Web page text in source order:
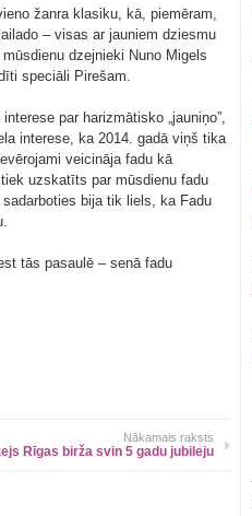
žanra klasiku, kā, piemēram,
– visas ar jauniem dziesmu
dzejnieki Nuno Migels
speciāli Pirešam.
par harizmātisko „jauniņo”,
interese, ka 2014. gadā viņš tika
veicināja fadu kā
uzskatīts par mūsdienu fadu
bija tik liels, ka Fadu
tās pasaulē – senā fadu
Nākamais raksts
Rīgas birža svin 5 gadu jubileju